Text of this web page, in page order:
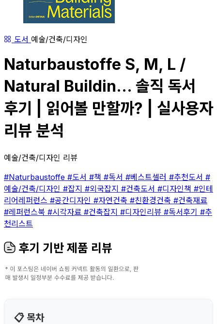
도서 예술/건축/디자인
Naturbaustoffe S, M, L /
Natural Buildin... 솔직 독서
후기 | 읽어볼 만할까? | 실사용자
리뷰 분석
예술/건축/디자인 리뷰
#Naturbaustoffe #도서 #책 #독서 #베스트셀러 #추천도서 #
예술/건축/디자인 #잡지 #외국잡지 #건축도서 #디자인책 #인테
리어레퍼런스 #공간디자인 #자연건축 #친환경건축 #건축재료
#레퍼런스북 #시각자료 #건축잡지 #디자인리뷰 #독서후기 #추
천리스트
후기 기반 제품 리뷰
📋 목차